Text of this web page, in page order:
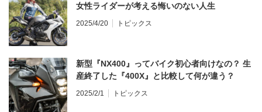
女性ライダーが考える悔いのない人生
2025/4/20 トピックス
新型『NX400』ってバイク初心者向けなの？ 生
産終了した『400X』と比較して何が違う？
2025/2/1 トピックス